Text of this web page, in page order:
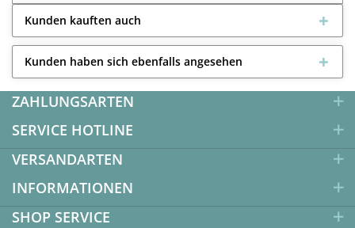
Kunden kauften auch
Kunden haben sich ebenfalls angesehen
ZAHLUNGSARTEN
SERVICE HOTLINE
VERSANDARTEN
INFORMATIONEN
SHOP SERVICE